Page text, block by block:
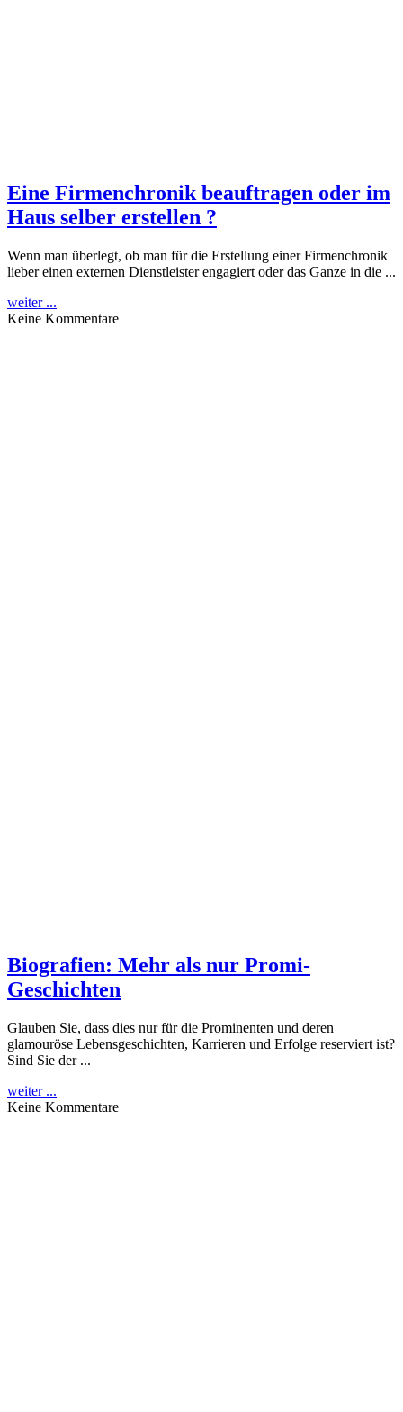
Eine Firmenchronik beauftragen oder im
Haus selber erstellen ?
Wenn man überlegt, ob man für die Erstellung einer Firmenchronik
lieber einen externen Dienstleister engagiert oder das Ganze in die ...
weiter ...
Keine Kommentare
Biografien: Mehr als nur Promi-
Geschichten
Glauben Sie, dass dies nur für die Prominenten und deren
glamouröse Lebensgeschichten, Karrieren und Erfolge reserviert ist?
Sind Sie der ...
weiter ...
Keine Kommentare